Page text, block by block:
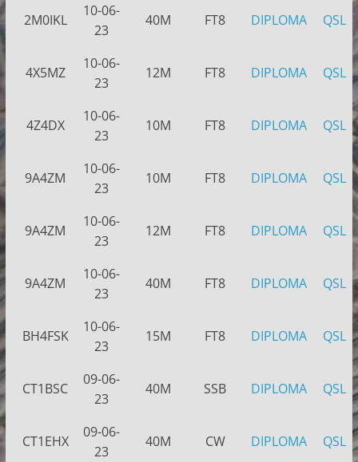
2M0IKL
10-06-
23
40M FT8 DIPLOMA QSL
4X5MZ
10-06-
23
12M FT8 DIPLOMA QSL
4Z4DX
10-06-
23
10M FT8 DIPLOMA QSL
9A4ZM
10-06-
23
10M FT8 DIPLOMA QSL
9A4ZM
10-06-
23
12M FT8 DIPLOMA QSL
9A4ZM
10-06-
23
40M FT8 DIPLOMA QSL
BH4FSK
10-06-
23
15M FT8 DIPLOMA QSL
CT1BSC
09-06-
23
40M SSB DIPLOMA QSL
CT1EHX
09-06-
23
40M CW DIPLOMA QSL